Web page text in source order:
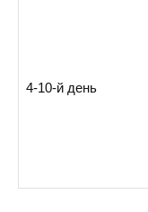
4-10-й день